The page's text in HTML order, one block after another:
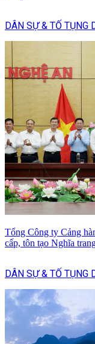
DÂN SỰ & TỐ TỤNG
Tổng Công ty Cảng
cấp, tôn tạo Nghĩa
DÂN SỰ & TỐ TỤNG